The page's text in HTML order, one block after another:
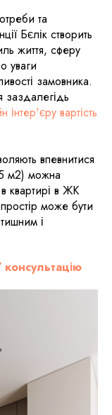
та
Бєлік створить
життя, сферу
уваги
замовника.
заздалегідь
інтер'єру вартість
впевнитися
м2) можна
квартирі в ЖК
може бути
і